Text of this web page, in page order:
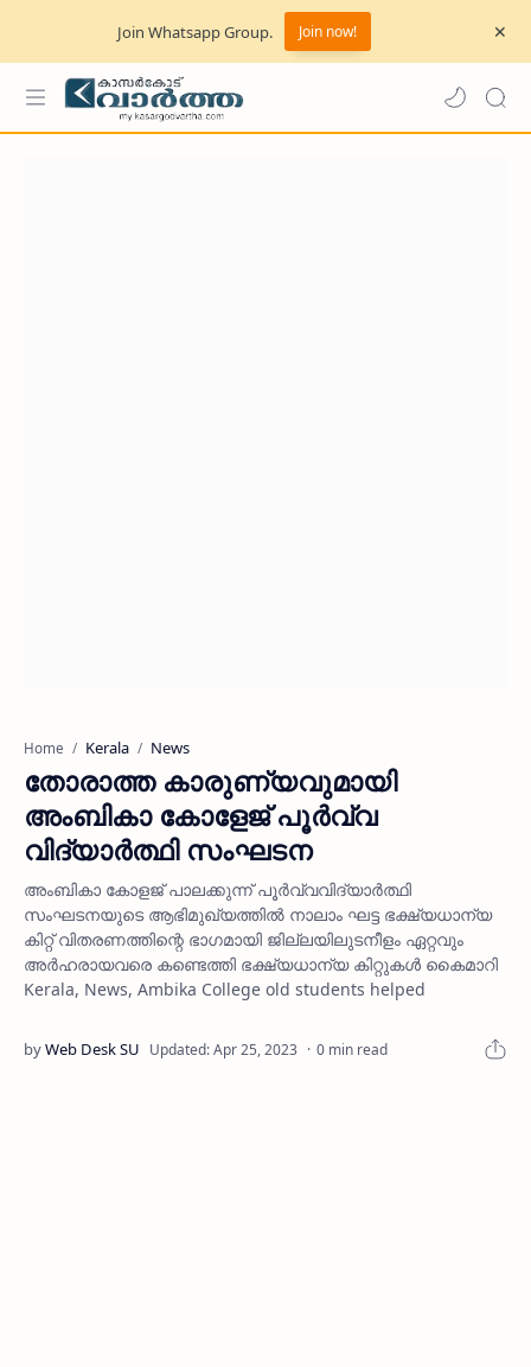
Join Whatsapp Group. Join now!
Home Kerala News
തോരാത്ത കാരുണ്യവുമായി
അംബികാ കോളേജ് പൂര്‍വ്വ
വിദ്യാര്‍ത്ഥി സംഘടന
അംബികാ കോളജ് പാലക്കുന്ന് പൂര്‍വ്വവിദ്യാര്‍ത്ഥി
സംഘടനയുടെ ആഭിമുഖ്യത്തില്‍ നാലാം ഘട്ട ഭക്ഷ്യധാന്യ
കിറ്റ് വിതരണത്തിന്റെ ഭാഗമായി ജില്ലയിലുടനീളം ഏറ്റവും
അര്‍ഹരായവരെ കണ്ടെത്തി ഭക്ഷ്യധാന്യ കിറ്റുകള്‍ കൈമാറി
Kerala, News, Ambika College old students helped
0 min read